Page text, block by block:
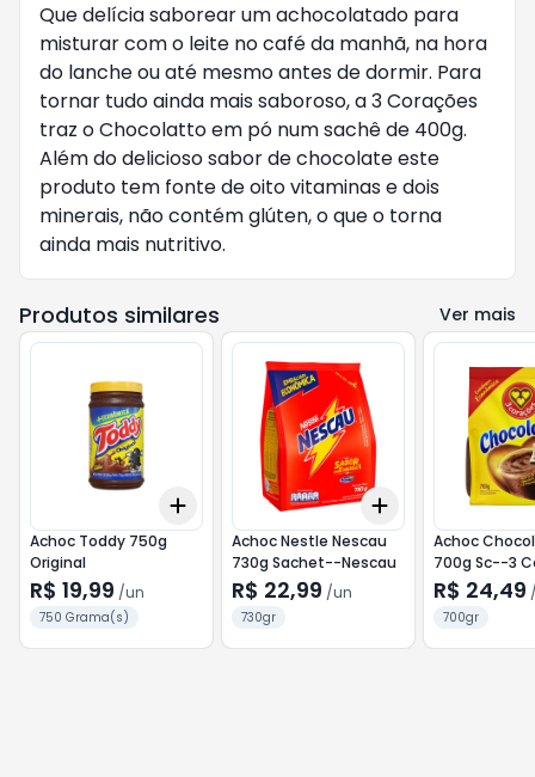
Que delícia saborear um achocolatado para
misturar com o leite no café da manhã, na hora
do lanche ou até mesmo antes de dormir. Para
tornar tudo ainda mais saboroso, a 3 Corações
traz o Chocolatto em pó num sachê de 400g.
Além do delicioso sabor de chocolate este
produto tem fonte de oito vitaminas e dois
minerais, não contém glúten, o que o torna
ainda mais nutritivo.
Produtos similares Ver mais
+ 10
Add
Achoc Toddy 750g
Original
R$ 19,99 /un
750 Grama(s)
+10
Add
Achoc Nestle Nescau
730g Sachet--Nescau
R$ 22,99 /un
730gr
Achoc
700g Sc--3
R$ 24,49
700gr